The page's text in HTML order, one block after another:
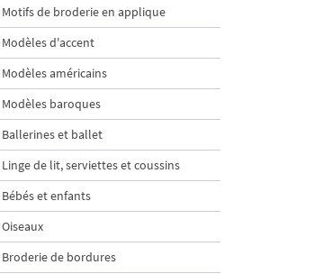
Motifs de broderie en applique
Modèles d'accent
Modèles américains
Modèles baroques
Ballerines et ballet
Linge de lit, serviettes et coussins
Bébés et enfants
Oiseaux
Broderie de bordures